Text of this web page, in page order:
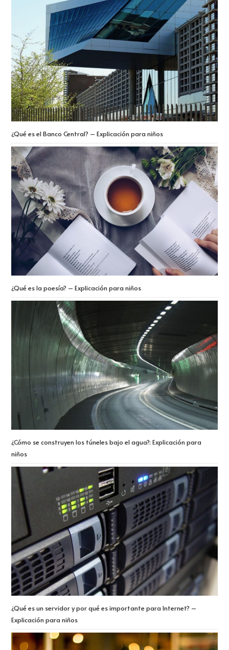
¿Qué es el Banco Central? – Explicación para niños
¿Qué es la poesía? – Explicación para niños
¿Cómo se construyen los túneles bajo el agua?: Explicación para
niños
¿Qué es un servidor y por qué es importante para Internet? –
Explicación para niños